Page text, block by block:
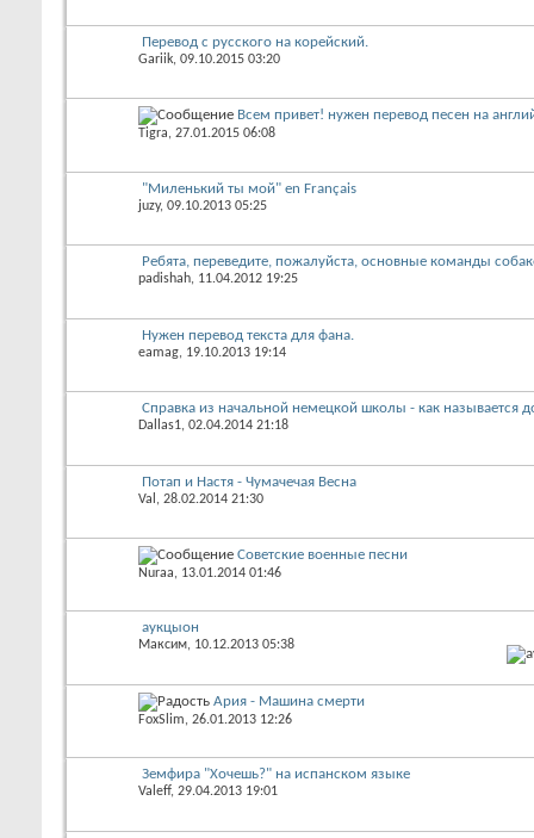
Перевод с русского на корейский.
Gariik, 09.10.2015 03:20
Всем привет! нужен перевод песен на
Tigra, 27.01.2015 06:08
"Миленький ты мой" en Français
juzy, 09.10.2013 05:25
Ребята, переведите, пожалуйста, основные команды
padishah, 11.04.2012 19:25
Нужен перевод текста для фана.
eamag, 19.10.2013 19:14
Справка из начальной немецкой школы - как называется
Dallas1, 02.04.2014 21:18
Потап и Настя - Чумачечая Весна
Val , 28.02.2014 21:30
Советские военные песни
Nuraa, 13.01.2014 01:46
аукцыон
Максим, 10.12.2013 05:38
Ария - Машина смерти
FoxSlim, 26.01.2013 12:26
Земфира "Хочешь?" на испанском языке
Valeff, 29.04.2013 19:01